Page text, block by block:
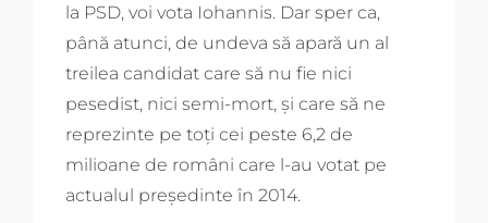
la PSD, voi vota Iohannis. Dar sper ca,
până atunci, de undeva să apară un al
treilea candidat care să nu fie nici
pesedist, nici semi-mort, și care să ne
reprezinte pe toți cei peste 6,2 de
milioane de români care l-au votat pe
actualul președinte în 2014.